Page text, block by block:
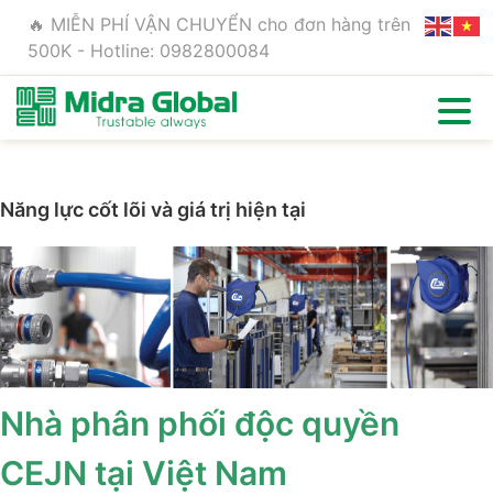
🔥 MIỄN PHÍ VẬN CHUYỂN cho đơn hàng trên
500K - Hotline: 0982800084
Năng lực cốt lõi và giá trị hiện tại
Nhà phân phối độc quyền
CEJN tại Việt Nam